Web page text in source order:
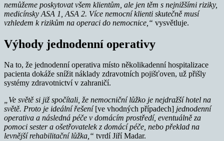
nemůžeme poskytovat všem klientům, ale jen těm s nejnižšími riziky,
medicínsky ASA 1, ASA 2. Více nemocní klienti skutečně musí
vzhledem k rizikům na operaci do nemocnice,“ vysvětluje.
Výhody jednodenní operativy
Na to, že jednodenní operativa místo několikadenní hospitalizace
pacienta dokáže snížit náklady zdravotních pojišťoven, už přišly
systémy zdravotnictví v zahraničí.
„Ve světě si již spočítali, že nemocniční lůžko je nejdražší hotel na
světě. Proto je ideální řešení[ve vhodných případech] jednodenní
operativa a následná péče v domácím prostředí, eventuálně za
pomoci sester a ošetřovatelek z domácí péče, nebo překlad na
levnější rehabilitační lůžka,“ tvrdí Jiří Madar.